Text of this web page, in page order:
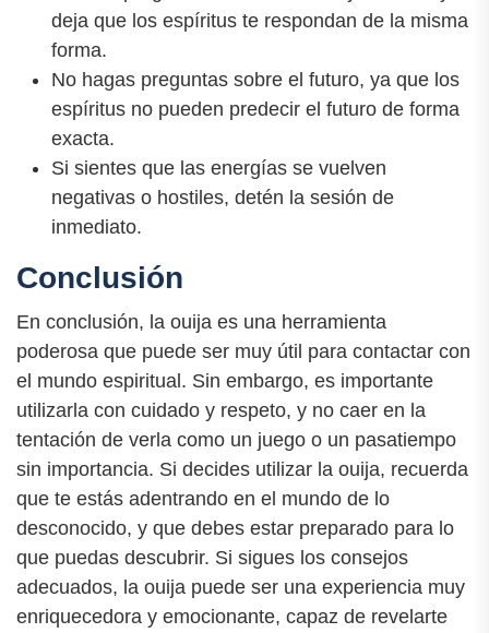
deja que los espíritus te respondan de la misma
forma.
No hagas preguntas sobre el futuro, ya que los
espíritus no pueden predecir el futuro de forma
exacta.
Si sientes que las energías se vuelven
negativas o hostiles, detén la sesión de
inmediato.
Conclusión
En conclusión, la ouija es una herramienta
poderosa que puede ser muy útil para contactar con
el mundo espiritual. Sin embargo, es importante
utilizarla con cuidado y respeto, y no caer en la
tentación de verla como un juego o un pasatiempo
sin importancia. Si decides utilizar la ouija, recuerda
que te estás adentrando en el mundo de lo
desconocido, y que debes estar preparado para lo
que puedas descubrir. Si sigues los consejos
adecuados, la ouija puede ser una experiencia muy
enriquecedora y emocionante, capaz de revelarte